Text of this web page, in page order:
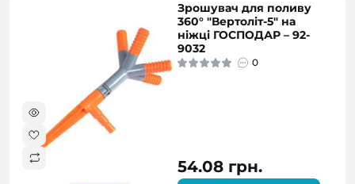
Зрошувач для поливу
360° "Вертоліт-5" на
ніжці ГОСПОДАР – 92-
9032
0
54.08 грн.